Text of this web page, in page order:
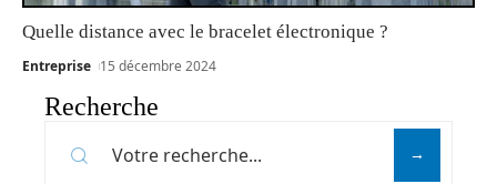
Quelle distance avec le bracelet électronique ?
Entreprise 15 décembre 2024
Recherche